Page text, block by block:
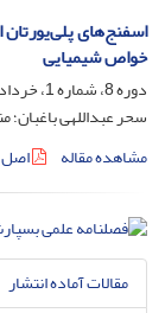
اسفنج‌های
خواص شیمیایی
دوره 8، شماره 1، خرداد 1397، صفحه
سحر عبداللهی باغبان؛
مشاهده مقاله
اصل
مقالات آماده انتشار